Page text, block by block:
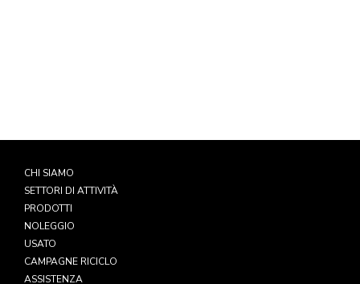
CHI SIAMO
SETTORI DI ATTIVITÀ
PRODOTTI
NOLEGGIO
USATO
CAMPAGNE RICICLO
ASSISTENZA